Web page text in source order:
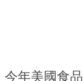
今年美國食